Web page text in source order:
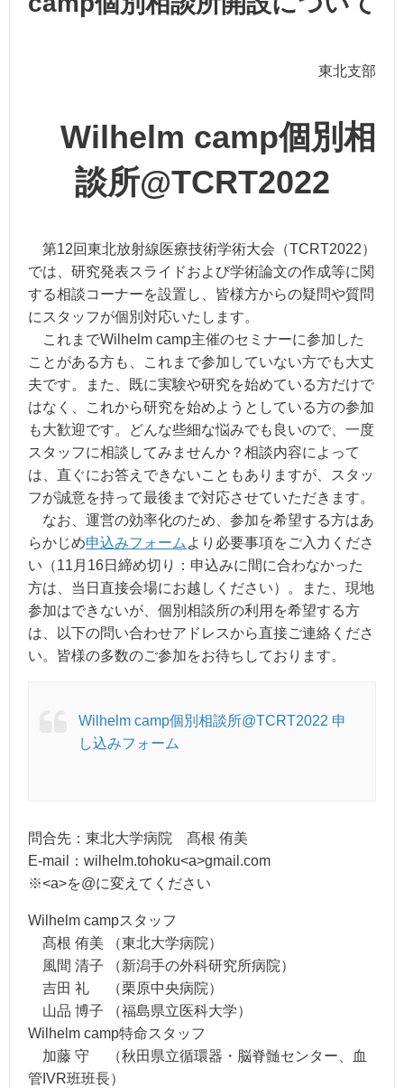
東北支部
Wilhelm camp個別相
談所@TCRT2022
第12回東北放射線医療技術学術大会（TCRT2022）
では、研究発表スライドおよび学術論文の作成等に関
する相談コーナーを設置し、皆様方からの疑問や質問
にスタッフが個別対応いたします。
これまでWilhelm camp主催のセミナーに参加した
ことがある方も、これまで参加していない方でも大丈
夫です。また、既に実験や研究を始めている方だけで
はなく、これから研究を始めようとしている方の参加
も大歓迎です。どんな些細な悩みでも良いので、一度
スタッフに相談してみませんか？相談内容によって
は、直ぐにお答えできないこともありますが、スタッ
フが誠意を持って最後まで対応させていただきます。
なお、運営の効率化のため、参加を希望する方はあ
らかじめ申込みフォーム より必要事項をご入力くださ
い（11月16日締め切り：申込みに間に合わなかった
方は、当日直接会場にお越しください）。また、現地
参加はできないが、個別相談所の利用を希望する方
は、以下の問い合わせアドレスから直接ご連絡くださ
い。皆様の多数のご参加をお待ちしております。
Wilhelm camp個別相談所@TCRT2022 申
し込みフォーム
問合先：東北大学病院 髙根 侑美
E-mail：wilhelm.tohoku<a>gmail.com
※<a>を@に変えてください
Wilhelm campスタッフ
髙根 侑美 （東北大学病院）
風間 清子 （新潟手の外科研究所病院）
吉田 礼 （栗原中央病院）
山品 博子 （福島県立医科大学）
Wilhelm camp特命スタッフ
加藤 守 （秋田県立循環器・脳脊髄センター、血
管IVR班班長）